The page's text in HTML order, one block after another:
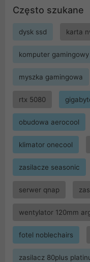
Często szukane
dysk ssd karta
komputer gamingowy
myszka gamingowa
rtx 5080
obudowa aerocool
klimator onecool
zasilacze seasonic
serwer qnap
wentylator 120mm
fotel noblechairs
zasilacz 80plus